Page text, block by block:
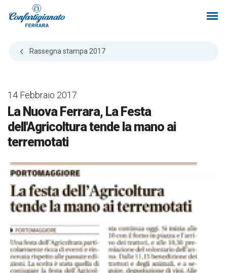
Rassegna stampa 2017
14 Febbraio 2017
La Nuova Ferrara, La Festa
dell'Agricoltura tende la mano ai
terremotati